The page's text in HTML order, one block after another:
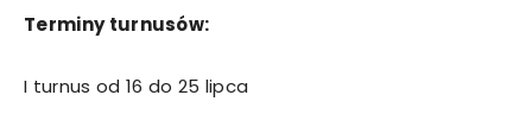
Terminy turnusów:
I turnus od 16 do 25 lipca